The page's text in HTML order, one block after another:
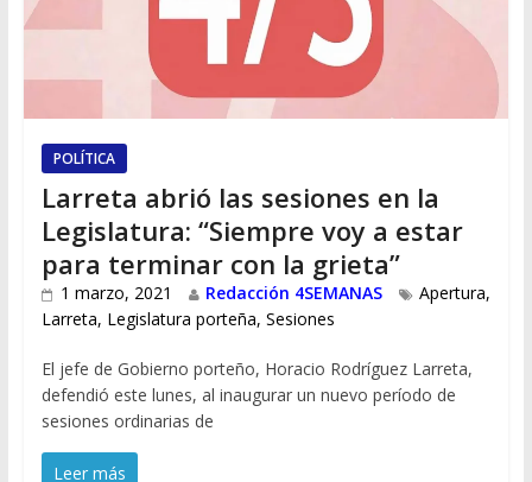
POLÍTICA
Larreta abrió las sesiones en la
Legislatura: “Siempre voy a estar
para terminar con la grieta”
1 marzo, 2021 Redacción 4SEMANAS Apertura,
Larreta, Legislatura porteña, Sesiones
El jefe de Gobierno porteño, Horacio Rodríguez Larreta,
defendió este lunes, al inaugurar un nuevo período de
sesiones ordinarias de
Leer más